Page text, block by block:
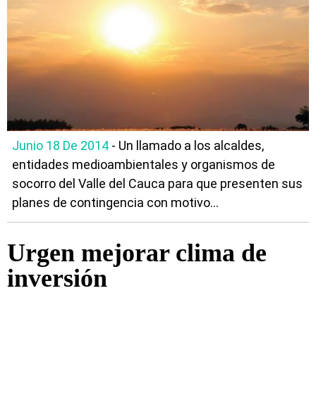
Junio 18 De 2014 - Un llamado a los alcaldes,
entidades medioambientales y organismos de
socorro del Valle del Cauca para que presenten sus
planes de contingencia con motivo...
Urgen mejorar clima de
inversión